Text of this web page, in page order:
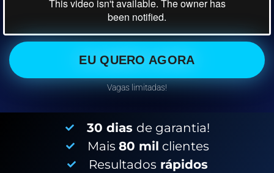
EU QUERO AGORA
Vagas limitadas!
30 dias de garantia!
Mais 80 mil clientes
Resultados rápidos